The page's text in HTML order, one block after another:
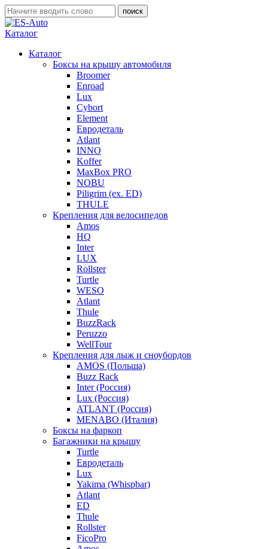
Каталог
Каталог
Боксы на крышу автомобиля
Broomer
Enroad
Lux
Cybort
Element
Евродеталь
Atlant
INNO
Koffer
MaxBox PRO
NOBU
Piligrim (ex. ED)
THULE
Крепления для велосипедов
Amos
HQ
Inter
LUX
Rollster
Turtle
WESO
Atlant
Thule
BuzzRack
Peruzzo
WellTour
Крепления для лыж и сноубордов
AMOS (Польша)
Buzz Rack
Inter (Россия)
Lux (Россия)
ATLANT (Россия)
MENABO (Италия)
Боксы на фаркоп
Багажники на крышу
Turtle
Евродеталь
Lux
Yakima (Whispbar)
Atlant
ED
Thule
Rollster
FicoPro